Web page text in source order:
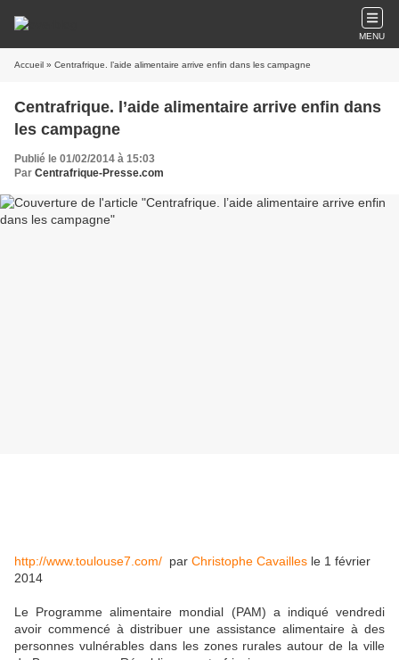
MENU
Accueil » Centrafrique. l’aide alimentaire arrive enfin dans les campagne
Centrafrique. l’aide alimentaire arrive enfin dans
les campagne
Publié le 01/02/2014 à 15:03
Par Centrafrique-Presse.com
http://www.toulouse7.com/ par Christophe Cavailles le 1 février
2014
Le Programme alimentaire mondial (PAM) a indiqué vendredi
avoir commencé à distribuer une assistance alimentaire à des
personnes vulnérables dans les zones rurales autour de la ville